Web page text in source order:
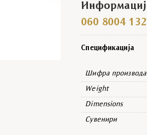
060 8004 132
Спецификација
Шифра
Weight
Dimensions
Сувенири